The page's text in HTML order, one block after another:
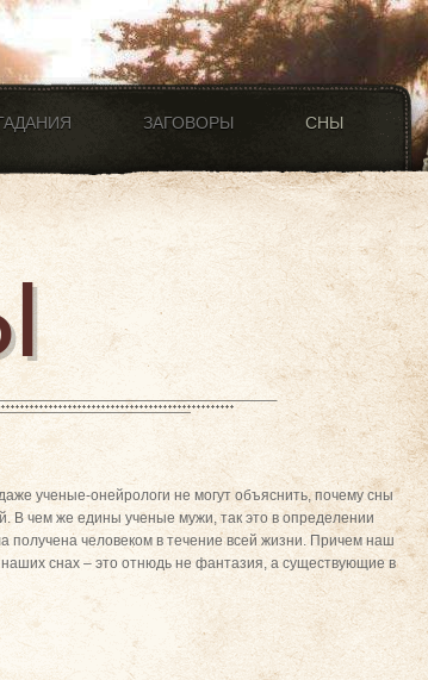
ЗАГОВОРЫ СНЫ
ученые-онейрологи не могут объяснить, почему сны
В чем же едины ученые мужи, так это в определении
получена человеком в течение всей жизни. Причем наш
снах – это отнюдь не фантазия, а существующие в